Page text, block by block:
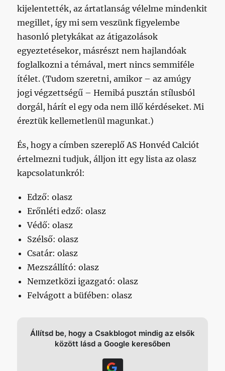
kijelentették, az ártatlanság vélelme mindenkit
megillet, így mi sem veszünk figyelembe
hasonló pletykákat az átigazolások
egyeztetésekor, másrészt nem hajlandóak
foglalkozni a témával, mert nincs semmiféle
ítélet. (Tudom szeretni, amikor – az amúgy
jogi végzettségű – Hemibá pusztán stílusból
dorgál, hárít el egy oda nem illő kérdéseket. Mi
éreztük kellemetlenül magunkat.)
És, hogy a címben szereplő AS Honvéd Calciót
értelmezni tudjuk, álljon itt egy lista az olasz
kapcsolatunkról:
Edző: olasz
Erőnléti edző: olasz
Védő: olasz
Szélső: olasz
Csatár: olasz
Mezszállító: olasz
Nemzetközi igazgató: olasz
Felvágott a büfében: olasz
Állítsd be, hogy a Csakblogot mindig az elsők
között lásd a Google keresőben